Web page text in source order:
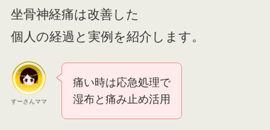
坐骨神経痛は改善した
個人の経過と実例を紹介します。
すーさんママ
痛い時は応急処理で
湿布と痛み止め活用